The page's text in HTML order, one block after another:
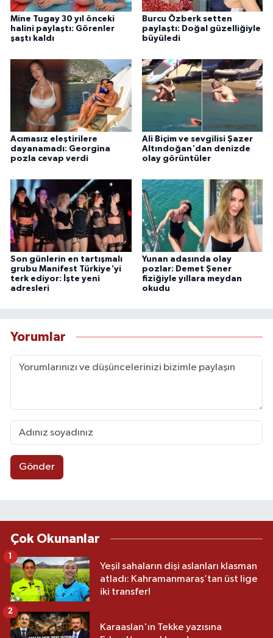
Mine Tugay 30 yıl önceki
halini paylaştı: Görenler
şaştı kaldı
Burcu Özberk setten
paylaştı: Doğal güzelliğiyle
büyüledi
Acımasız eleştirilere
dayanamadı: Georgina
pozla cevap verdi
Ali Biçim ve sevgilisi Şazer
Altındoğan'dan denizde
olay görüntüler
Son günlerin en tartışmalı
grubu Manifest Türkiye'yi
terk ediyor: İşte yeni
adresleri
Yunan adasında olay
pozlar: Demet Şener
fiziğiyle yıllara meydan
okudu
Yorumlar
Gönder
Çok Okunanlar
Yeşil sahaların dişi aslanları klasman
atladı: Kahramanmaraş’tan üst lige
iki transfer!
1
Karaaslan'ın Tekke yazısına
2